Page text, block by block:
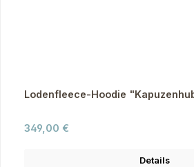
Lodenfleece-Hoodie
Regulärer Preis:
349,00 €
Details